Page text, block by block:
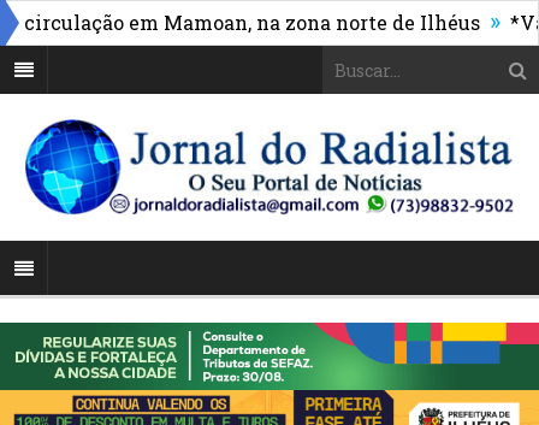
em Mamoan, na zona norte de Ilhéus »